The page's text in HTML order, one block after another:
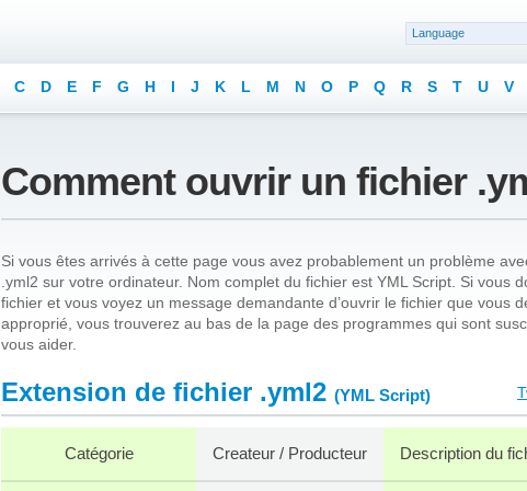
C D E F G H I J K L M N O P Q R S T U V
Language
Comment ouvrir un fichier
Si vous êtes arrivés à cette page vous avez probablement un problème
.yml2 sur votre ordinateur. Nom complet du fichier est YML Script. Si vous
fichier et vous voyez un message demandante d’ouvrir le fichier que vous
approprié, vous trouverez au bas de la page des programmes qui sont
vous aider.
Extension de fichier .yml2 (YML Script)
Catégorie Createur / Producteur Description du